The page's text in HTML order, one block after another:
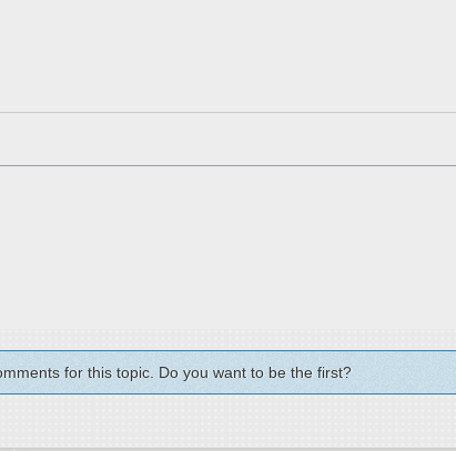
for this topic. Do you want to be the first?